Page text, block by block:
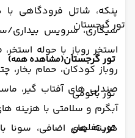
تور گرجستان
تور گرجستان(مشاهده همه)
تور باتومی
تور تفلیس
پنکه، شاتل فرودگاهی با
سیگاری، سرویس بیداری/
استخر روباز با حوله
روباز کودکان، حمام بخار،
صندلی های آفتاب گیر،
آبگرم و سلامتی با هزینه
هزینه های اضافی، سونا